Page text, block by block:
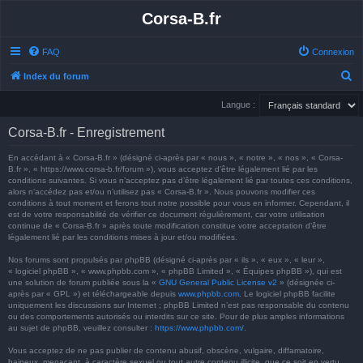
Corsa-B.fr
FAQ Connexion
Index du forum
Langue :
Corsa-B.fr - Enregistrement
En accédant à « Corsa-B.fr » (désigné ci-après par « nous », « notre », « nos », « Corsa-
B.fr », « https://www.corsa-b.fr/forum »), vous acceptez d’être légalement lié par les
conditions suivantes. Si vous n’acceptez pas d’être légalement lié par toutes ces conditions,
alors n’accédez pas et/ou n’utilisez pas « Corsa-B.fr ». Nous pouvons modifier ces
conditions à tout moment et ferons tout notre possible pour vous en informer. Cependant, il
est de votre responsabilité de vérifier ce document régulièrement, car votre utilisation
continue de « Corsa-B.fr » après toute modification constitue votre acceptation d’être
légalement lié par les conditions mises à jour et/ou modifiées.
Nos forums sont propulsés par phpBB (désigné ci-après par « ils », « eux », « leur »,
« logiciel phpBB », « www.phpbb.com », « phpBB Limited », « Équipes phpBB »), qui est
une solution de forum publiée sous la « GNU General Public License v2 » (désignée ci-
après par « GPL ») et téléchargeable depuis www.phpbb.com . Le logiciel phpBB facilite
uniquement les discussions sur Internet ; phpBB Limited n’est pas responsable du contenu
ou des comportements autorisés ou interdits sur ce site. Pour de plus amples informations
au sujet de phpBB, veuillez consulter : https://www.phpbb.com/
Vous acceptez de ne pas publier de contenu abusif, obscène, vulgaire, diffamatoire,